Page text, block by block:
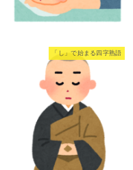
「し」で始まる四字熟語